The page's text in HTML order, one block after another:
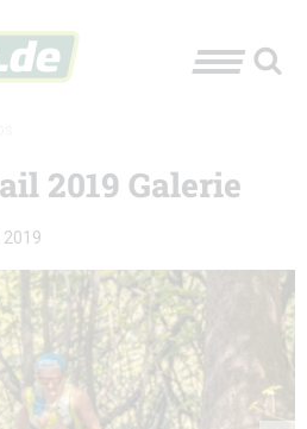
2019 Galerie
2019